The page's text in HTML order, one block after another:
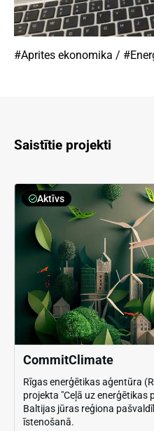
#Aprites ekonomika /
Saistītie projekti
Aktīvs
CommitClimate
Rīgas enerģētikas aģentūra
projekta "Ceļā uz
Baltijas jūras reģiona
īstenošanā.